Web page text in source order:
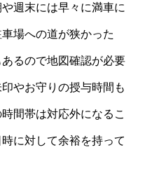
週末には早々に満車に
場への道が狭かった
るので地図確認が必要
やお守りの授与時間も
間帯は対応外になるこ
に対して余裕を持って